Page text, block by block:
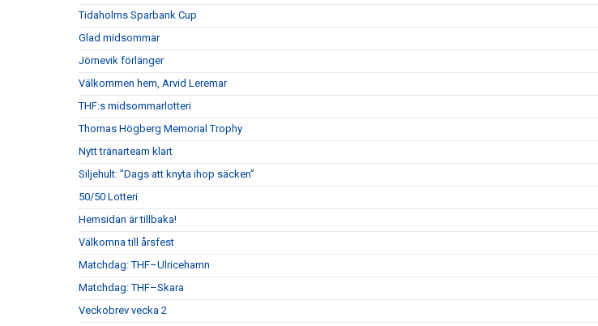
Tidaholms Sparbank Cup
Glad midsommar
Jörnevik förlänger
Välkommen hem, Arvid Leremar
THF:s midsommarlotteri
Thomas Högberg Memorial Trophy
Nytt tränarteam klart
Siljehult: ”Dags att knyta ihop säcken”
50/50 Lotteri
Hemsidan är tillbaka!
Välkomna till årsfest
Matchdag: THF–Ulricehamn
Matchdag: THF–Skara
Veckobrev vecka 2